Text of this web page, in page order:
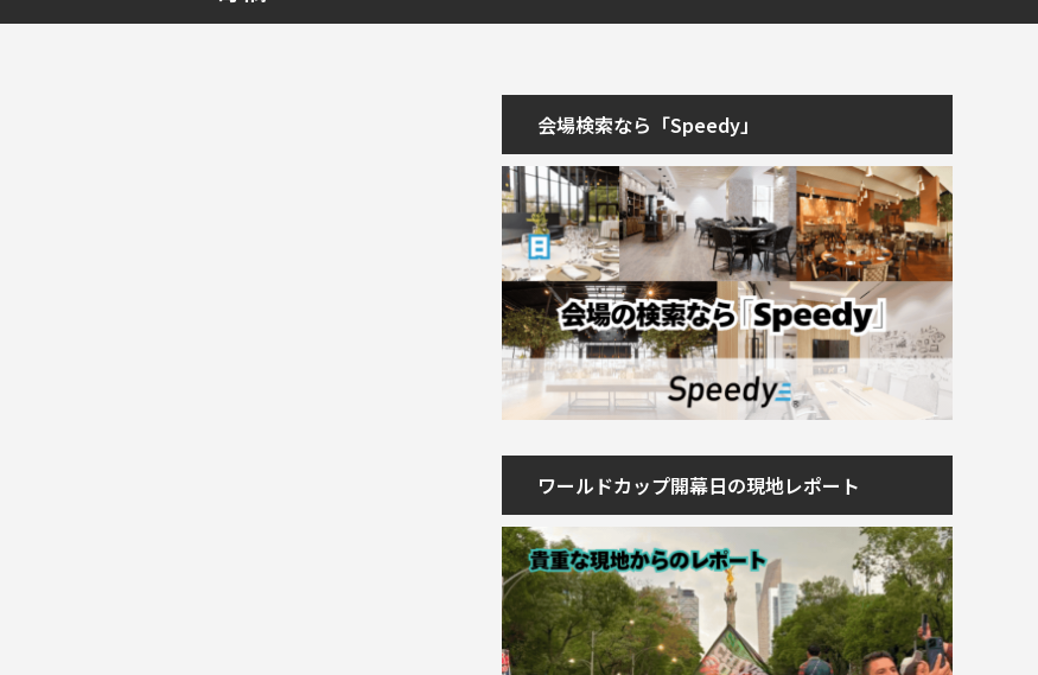
会場検索なら「Speedy」
ワールドカップ開幕日の現地レポート